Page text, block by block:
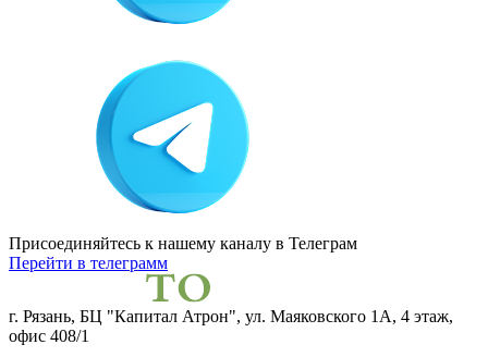
Присоединяйтесь к нашему каналу в Телеграм
Перейти в телеграмм
г. Рязань, БЦ "Капитал Атрон", ул. Маяковского 1А, 4 этаж,
офис 408/1